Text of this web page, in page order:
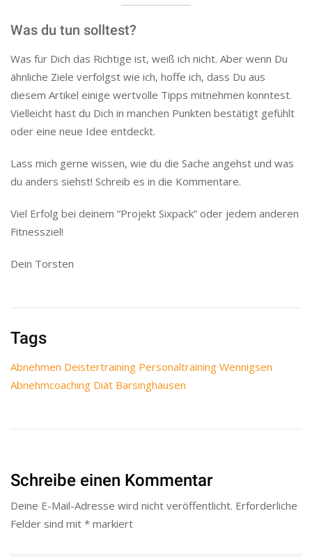
Was du tun solltest?
Was für Dich das Richtige ist, weiß ich nicht. Aber wenn Du
ähnliche Ziele verfolgst wie ich, hoffe ich, dass Du aus
diesem Artikel einige wertvolle Tipps mitnehmen konntest.
Vielleicht hast du Dich in manchen Punkten bestätigt gefühlt
oder eine neue Idee entdeckt.
Lass mich gerne wissen, wie du die Sache angehst und was
du anders siehst! Schreib es in die Kommentare.
Viel Erfolg bei deinem “Projekt Sixpack” oder jedem anderen
Fitnessziel!
Dein Torsten
Tags
Abnehmen Deistertraining Personaltraining Wennigsen
Abnehmcoaching Diät Barsinghausen
Schreibe einen Kommentar
Deine E-Mail-Adresse wird nicht veröffentlicht. Erforderliche
Felder sind mit * markiert